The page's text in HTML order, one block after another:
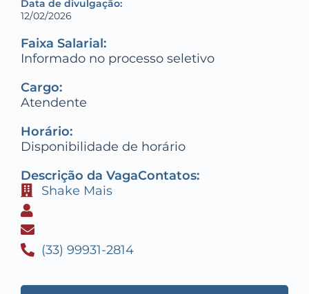
Data de divulgação:
12/02/2026
Faixa Salarial:
Informado no processo seletivo
Cargo:
Atendente
Horário:
Disponibilidade de horário
Descrição da VagaContatos:
Shake Mais
(33) 99931-2814